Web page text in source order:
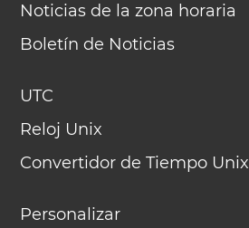
Noticias de la zona horaria
Boletín de Noticias
UTC
Reloj Unix
Convertidor de Tiempo Unix
Personalizar